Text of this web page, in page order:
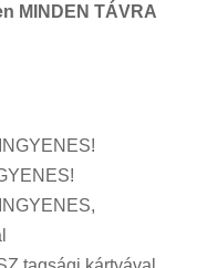
MINDEN TÁVRA